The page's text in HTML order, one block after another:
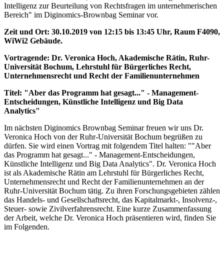
Intelligenz zur Beurteilung von Rechtsfragen im unternehmerischen
Bereich" im Diginomics-Brownbag Seminar vor.
Zeit und Ort: 30.10.2019 von 12:15 bis 13:45 Uhr, Raum F4090,
WiWi2 Gebäude.
Vortragende: Dr. Veronica Hoch, Akademische Rätin, Ruhr-
Universität Bochum, Lehrstuhl für Bürgerliches Recht,
Unternehmensrecht und Recht der Familienunternehmen
Titel: "Aber das Programm hat gesagt..." - Management-
Entscheidungen, Künstliche Intelligenz und Big Data
Analytics"
Im nächsten Diginomics Brownbag Seminar freuen wir uns Dr.
Veronica Hoch von der Ruhr-Universität Bochum begrüßen zu
dürfen. Sie wird einen Vortrag mit folgendem Titel halten: ""Aber
das Programm hat gesagt..." - Management-Entscheidungen,
Künstliche Intelligenz und Big Data Analytics". Dr. Veronica Hoch
ist als Akademische Rätin am Lehrstuhl für Bürgerliches Recht,
Unternehmensrecht und Recht der Familienunternehmen an der
Ruhr-Universität Bochum tätig. Zu ihren Forschungsgebieten zählen
das Handels- und Gesellschaftsrecht, das Kapitalmarkt-, Insolvenz-,
Steuer- sowie Zivilverfahrensrecht. Eine kurze Zusammenfassung
der Arbeit, welche Dr. Veronica Hoch präsentieren wird, finden Sie
im Folgenden.